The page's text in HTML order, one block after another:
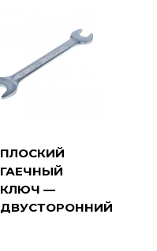
ПЛОСКИЙ
ГАЕЧНЫЙ
КЛЮЧ —
ДВУСТОРОННИЙ